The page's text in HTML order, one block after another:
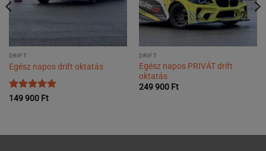
DRIFT
Egész napos drift oktatás
Értékelés:
149 900 Ft
DRIFT
Egész napos PRIVÁT drift
oktatás
249 900 Ft